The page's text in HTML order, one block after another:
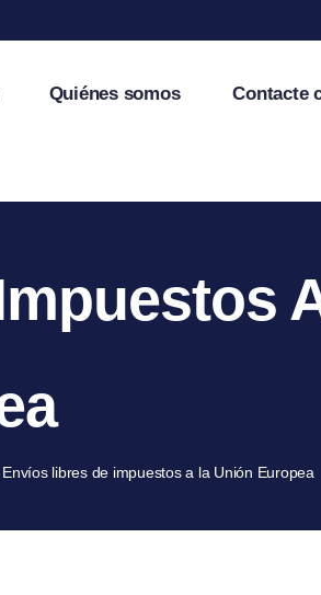
Quiénes somos Contacte
libres de impuestos a la Unión Europea